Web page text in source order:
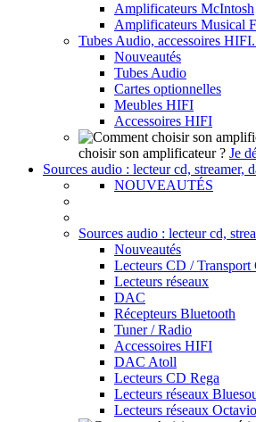
Amplificateurs McIntosh
Amplificateurs Musical
Tubes Audio, accessoires
Nouveautés
Tubes Audio
Cartes optionnelles
Meubles HIFI
Accessoires HIFI
choisir son amplificateur ? Je
Sources audio : lecteur cd, streamer,
NOUVEAUTÉS
Sources audio : lecteur cd,
Nouveautés
Lecteurs CD / Transport
Lecteurs réseaux
DAC
Récepteurs Bluetooth
Tuner / Radio
Accessoires HIFI
DAC Atoll
Lecteurs CD Rega
Lecteurs réseaux
Lecteurs réseaux Octavio